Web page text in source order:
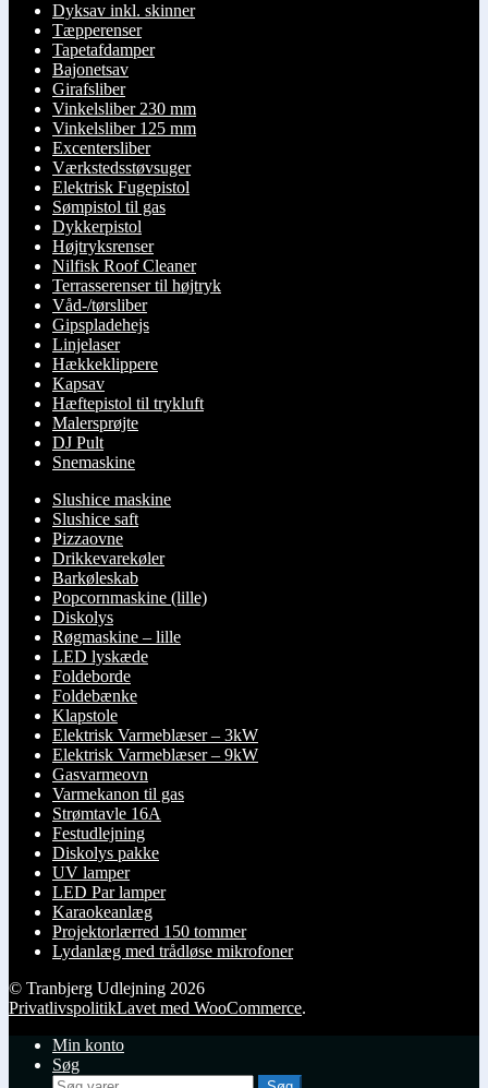
Dyksav inkl. skinner
Tæpperenser
Tapetafdamper
Bajonetsav
Girafsliber
Vinkelsliber 230 mm
Vinkelsliber 125 mm
Excentersliber
Værkstedsstøvsuger
Elektrisk Fugepistol
Sømpistol til gas
Dykkerpistol
Højtryksrenser
Nilfisk Roof Cleaner
Terrasserenser til højtryk
Våd-/tørsliber
Gipspladehejs
Linjelaser
Hækkeklippere
Kapsav
Hæftepistol til trykluft
Malersprøjte
DJ Pult
Snemaskine
Slushice maskine
Slushice saft
Pizzaovne
Drikkevarekøler
Barkøleskab
Popcornmaskine (lille)
Diskolys
Røgmaskine – lille
LED lyskæde
Foldeborde
Foldebænke
Klapstole
Elektrisk Varmeblæser – 3kW
Elektrisk Varmeblæser – 9kW
Gasvarmeovn
Varmekanon til gas
Strømtavle 16A
Festudlejning
Diskolys pakke
UV lamper
LED Par lamper
Karaokeanlæg
Projektorlærred 150 tommer
Lydanlæg med trådløse mikrofoner
© Tranbjerg Udlejning 2026
PrivatlivspolitikLavet med WooCommerce.
Min konto
Søg
Søg